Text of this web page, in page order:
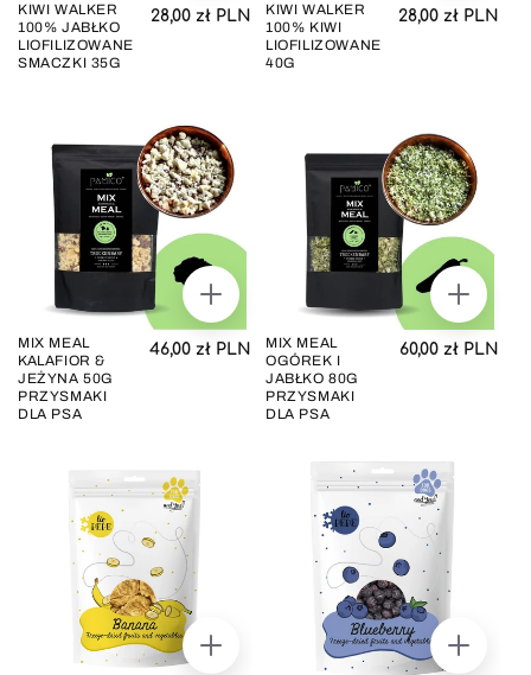
KIWI WALKER
100% JABŁKO
LIOFILIZOWANE
SMACZKI 35G
Cena regularna
28,00 zł PLN
KIWI WALKER
100% KIWI
LIOFILIZOWANE
40G
Cena
28,00 zł PLN
DODAJ
DO
KOSZYKA
MIX MEAL
KALAFIOR &
JEŻYNA 50G
PRZYSMAKI
DLA PSA
Cena regularna
46,00 zł PLN
DODAJ
DO
MIX MEAL
OGÓREK I
JABŁKO 80G
PRZYSMAKI
DLA PSA
Cena
60,00 zł PLN
DODAJ
DODAJ